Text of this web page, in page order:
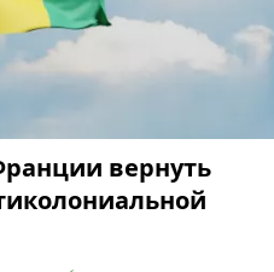
вернуть